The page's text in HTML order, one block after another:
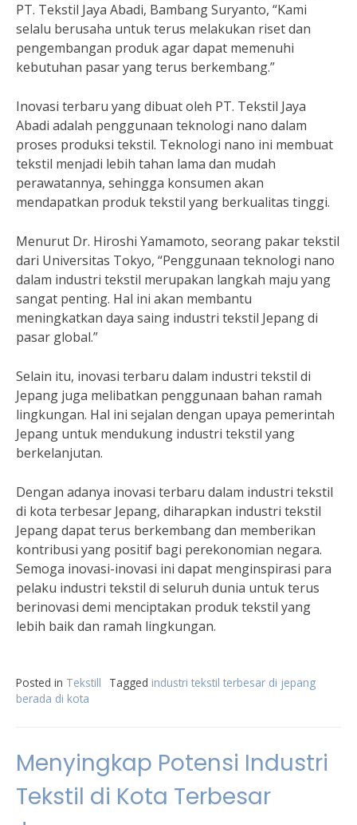
PT. Tekstil Jaya Abadi, Bambang Suryanto, “Kami
selalu berusaha untuk terus melakukan riset dan
pengembangan produk agar dapat memenuhi
kebutuhan pasar yang terus berkembang.”
Inovasi terbaru yang dibuat oleh PT. Tekstil Jaya
Abadi adalah penggunaan teknologi nano dalam
proses produksi tekstil. Teknologi nano ini membuat
tekstil menjadi lebih tahan lama dan mudah
perawatannya, sehingga konsumen akan
mendapatkan produk tekstil yang berkualitas tinggi.
Menurut Dr. Hiroshi Yamamoto, seorang pakar tekstil
dari Universitas Tokyo, “Penggunaan teknologi nano
dalam industri tekstil merupakan langkah maju yang
sangat penting. Hal ini akan membantu
meningkatkan daya saing industri tekstil Jepang di
pasar global.”
Selain itu, inovasi terbaru dalam industri tekstil di
Jepang juga melibatkan penggunaan bahan ramah
lingkungan. Hal ini sejalan dengan upaya pemerintah
Jepang untuk mendukung industri tekstil yang
berkelanjutan.
Dengan adanya inovasi terbaru dalam industri tekstil
di kota terbesar Jepang, diharapkan industri tekstil
Jepang dapat terus berkembang dan memberikan
kontribusi yang positif bagi perekonomian negara.
Semoga inovasi-inovasi ini dapat menginspirasi para
pelaku industri tekstil di seluruh dunia untuk terus
berinovasi demi menciptakan produk tekstil yang
lebih baik dan ramah lingkungan.
Posted in Tekstill Tagged industri tekstil terbesar di jepang
berada di kota
Menyingkap Potensi Industri
Tekstil di Kota Terbesar